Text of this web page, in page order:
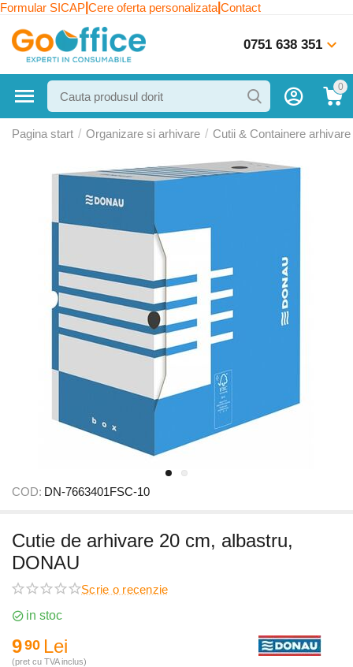
Formular SICAP Cere oferta personalizata Contact
0751 638 351
0
Pagina start / Organizare si arhivare / Cutii & Containere arhivare
COD: DN-7663401FSC-10
Cutie de arhivare 20 cm, albastru,
DONAU
Scrie o recenzie
in stoc
990 Lei
(pret cu TVA inclus)